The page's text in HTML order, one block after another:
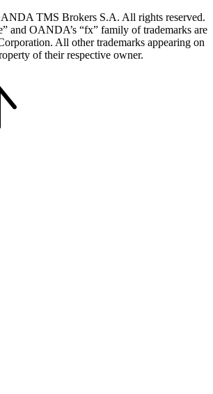
TMS Brokers S.A. All rights reserved.
and OANDA’s “fx” family of trademarks are
All other trademarks appearing on
of their respective owner.